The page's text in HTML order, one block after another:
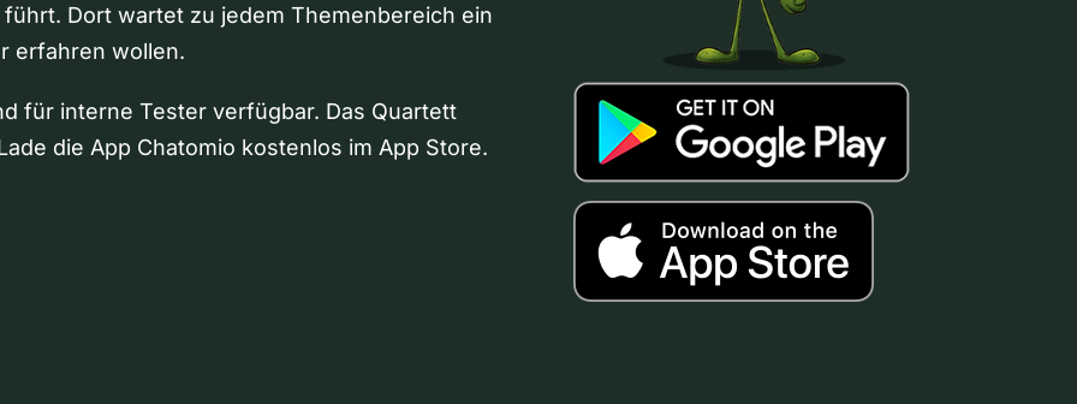
Dort wartet zu jedem Themenbereich ein
erfahren wollen.
für interne Tester verfügbar. Das Quartett
die App Chatomio kostenlos im App Store.